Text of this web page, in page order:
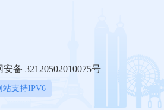
备 32120502010075号
站支持IPV6